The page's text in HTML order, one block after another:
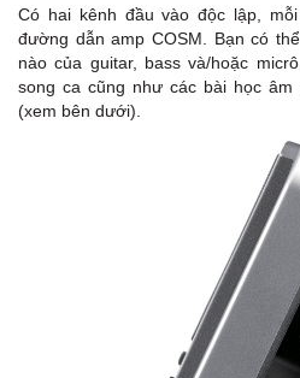
Có hai kênh đầu vào độc lập,
đường dẫn amp COSM. Bạn có
nào của guitar, bass và/hoặc
song ca cũng như các bài học âm
(xem bên dưới).